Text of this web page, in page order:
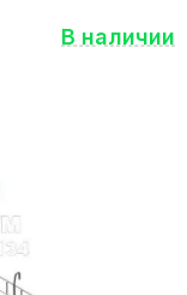
В наличии